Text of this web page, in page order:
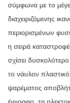
σύμφωνα με το
διαχειριζόμενης
περιορισμένων
η σειρά
σχίσει
το νάυλον
ψαρέματος